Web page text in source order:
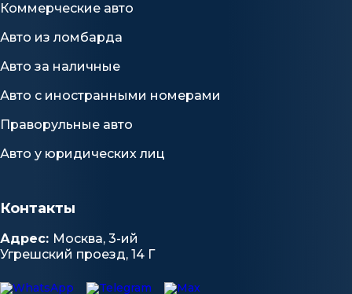
Коммерческие авто
Авто из ломбарда
Авто за наличные
Авто с иностранными номерами
Праворульные авто
Авто у юридических лиц
Контакты
Адрес: Москва, 3-ий
Угрешский проезд, 14 Г